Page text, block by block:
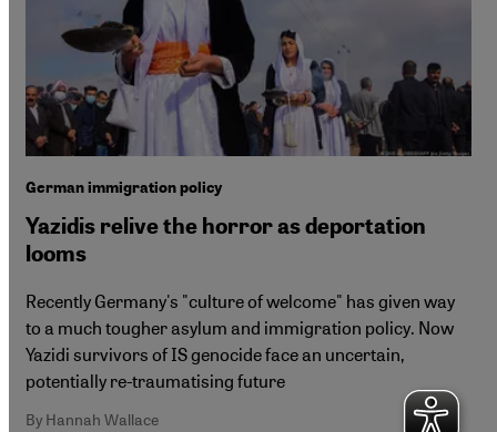
German immigration policy
Yazidis relive the horror as deportation
looms
Recently Germany's "culture of welcome" has given way
to a much tougher asylum and immigration policy. Now
Yazidi survivors of IS genocide face an uncertain,
potentially re-traumatising future
By Hannah Wallace